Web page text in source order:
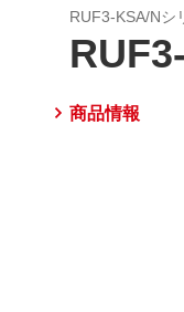
RUF3-KSA/Nシ
商品情報